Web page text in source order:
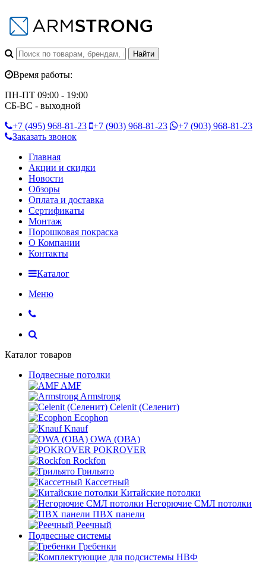
Время работы:
ПН-ПТ 09:00 - 19:00
СБ-ВС - выходной
+7 (495) 968-81-23 +7 (903) 968-81-23 +7 (903) 968-81-23
Заказать звонок
Главная
Акции и скидки
Новости
Обзоры
Оплата и доставка
Сертификаты
Монтаж
Порошковая покраска
О Компании
Контакты
Каталог
Меню
Каталог товаров
Подвесные потолки
AMF
Armstrong
Celenit (Селенит)
Ecophon
Knauf
OWA (ОВА)
POKROVER
Rockfon
Грильято
Кассетный
Китайские потолки
Негорючие СМЛ потолки
ПВХ панели
Реечный
Подвесные системы
Гребенки